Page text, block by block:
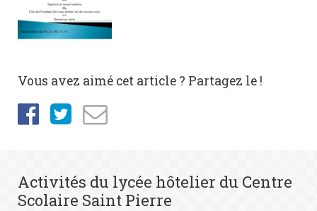
Vous avez aimé cet article ? Partagez le !
Activités du lycée hôtelier du Centre
Scolaire Saint Pierre